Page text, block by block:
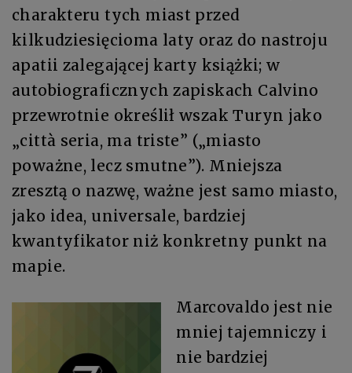
charakteru tych miast przed
kilkudziesięcioma laty oraz do nastroju
apatii zalegającej karty książki; w
autobiograficznych zapiskach Calvino
przewrotnie określił wszak Turyn jako
„città seria, ma triste” („miasto
poważne, lecz smutne”). Mniejsza
zresztą o nazwę, ważne jest samo miasto,
jako idea, universale, bardziej
kwantyfikator niż konkretny punkt na
mapie.
Marcovaldo jest nie
mniej tajemniczy i
nie bardziej